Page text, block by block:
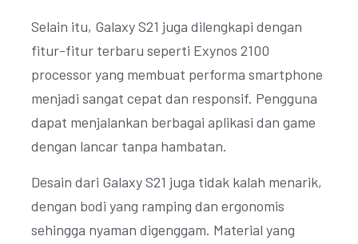
Selain itu, Galaxy S21 juga dilengkapi dengan
fitur-fitur terbaru seperti Exynos 2100
processor yang membuat performa smartphone
menjadi sangat cepat dan responsif. Pengguna
dapat menjalankan berbagai aplikasi dan game
dengan lancar tanpa hambatan.
Desain dari Galaxy S21 juga tidak kalah menarik,
dengan bodi yang ramping dan ergonomis
sehingga nyaman digenggam. Material yang